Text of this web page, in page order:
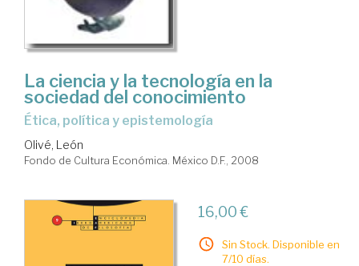
La ciencia y la tecnología en la
sociedad del conocimiento
ética, política y epistemología
Olivé, León
Fondo de Cultura Económica. México D.F., 2008
16,00 €
Sin Stock. Disponible en
7/10 días.